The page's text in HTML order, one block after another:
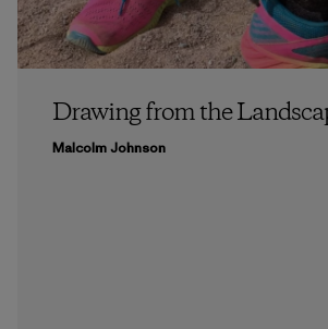
Drawing from the
Malcolm Johnson